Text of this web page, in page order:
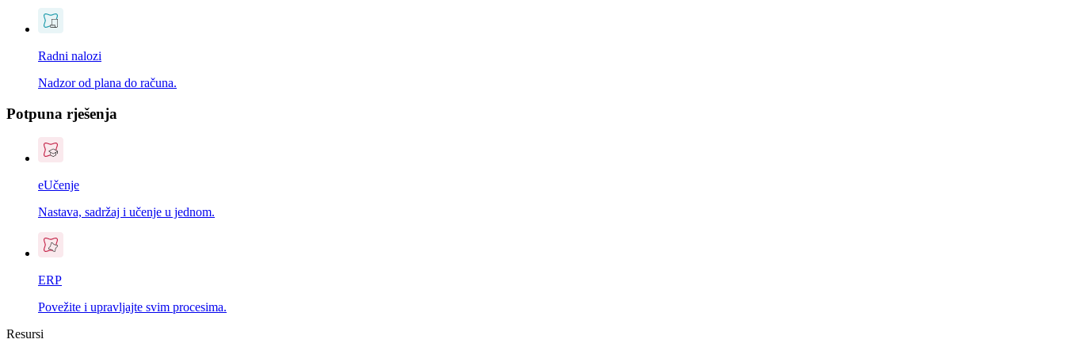
Radni nalozi
Nadzor od plana do računa.
Potpuna rješenja
eUčenje
Nastava, sadržaj i učenje u jednom.
ERP
Povežite i upravljajte svim procesima.
Resursi